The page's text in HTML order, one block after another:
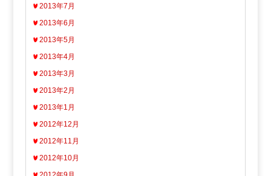
2013年7月
2013年6月
2013年5月
2013年4月
2013年3月
2013年2月
2013年1月
2012年12月
2012年11月
2012年10月